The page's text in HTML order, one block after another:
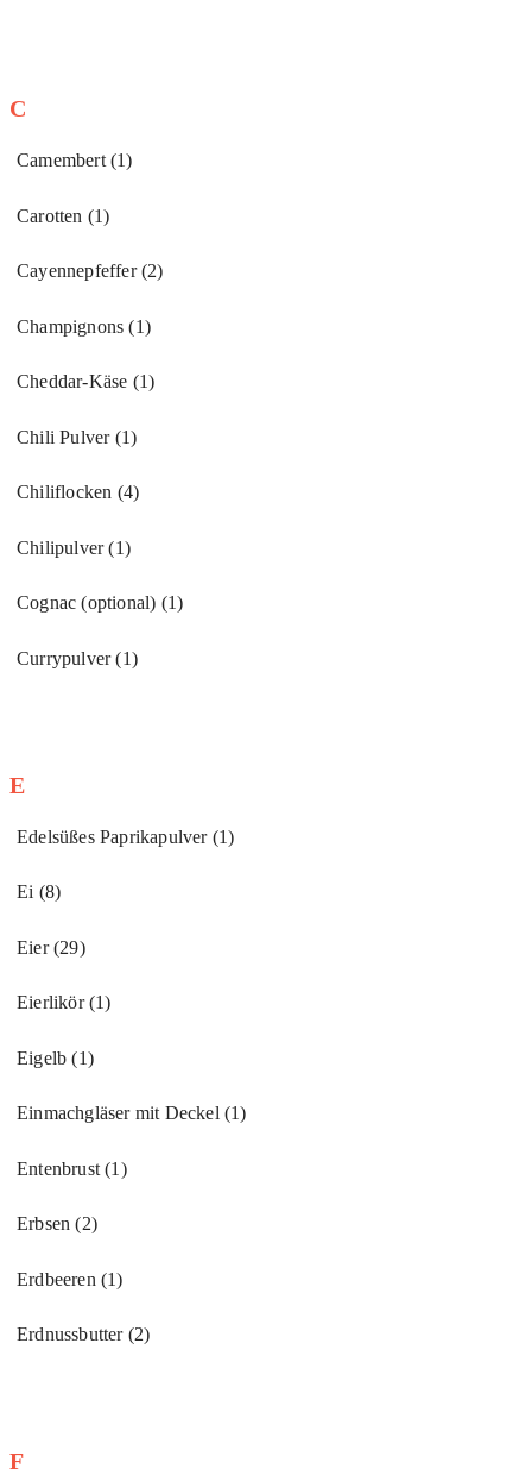
C
Camembert (1)
Carotten (1)
Cayennepfeffer(2)
Champignons(1)
Cheddar-Käse (1)
Chili Pulver (1)
Chiliflocken (4)
Chilipulver(1)
Cognac (optional) (1)
Currypulver(1)
E
Edelsüßes Paprikapulver (1)
Ei (8)
Eier(29)
Eierlikör(1)
Eigelb(1)
Einmachgläser mit Deckel (1)
Entenbrust(1)
Erbsen(2)
Erdbeeren (1)
Erdnussbutter (2)
F